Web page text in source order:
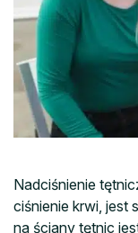
Nadciśnienie
ciśnienie krwi, jest
na ściany tętnic